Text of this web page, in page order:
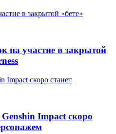
в закрытой «бете»
на участие в закрытой
Impact скоро станет
Impact скоро